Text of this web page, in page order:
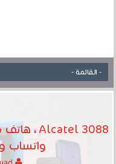
واتساب